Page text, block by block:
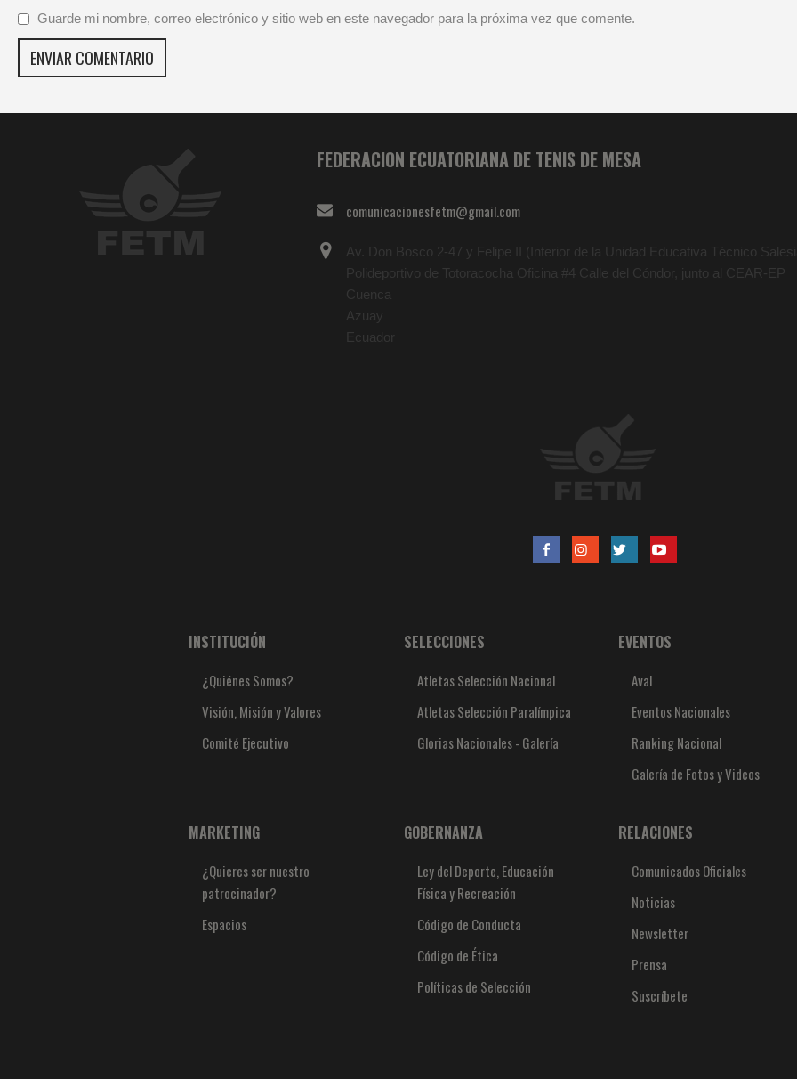
Guarde mi nombre, correo electrónico y sitio web en este navegador para la próxima vez que comente.
FEDERACION ECUATORIANA DE TENIS DE MESA
comunicacionesfetm@gmail.com
Av. Don Bosco 2-47 y Felipe II (Interior de la Unidad Educativa Técnico
Polideportivo de Totoracocha Oficina #4 Calle del Cóndor, junto al CEAR-EP
Cuenca
Azuay
Ecuador
INSTITUCIÓN
¿Quiénes Somos?
Visión, Misión y Valores
Comité Ejecutivo
SELECCIONES
Atletas Selección Nacional
Atletas Selección Paralímpica
Glorias Nacionales - Galería
EVENTOS
Aval
Eventos Nacionales
Ranking Nacional
Galería de Fotos y Videos
MARKETING
¿Quieres ser nuestro
patrocinador?
Espacios
GOBERNANZA
Ley del Deporte, Educación
Física y Recreación
Código de Conducta
Código de Ética
Políticas de Selección
RELACIONES
Comunicados Oficiales
Noticias
Newsletter
Prensa
Suscríbete